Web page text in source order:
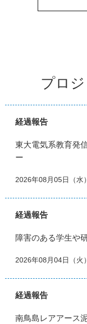
プロ
経過報告
東大電気系教育発
ー
2026年08月05日（水）
経過報告
障害のある学生や
2026年08月04日（火）
経過報告
南鳥島レアアース